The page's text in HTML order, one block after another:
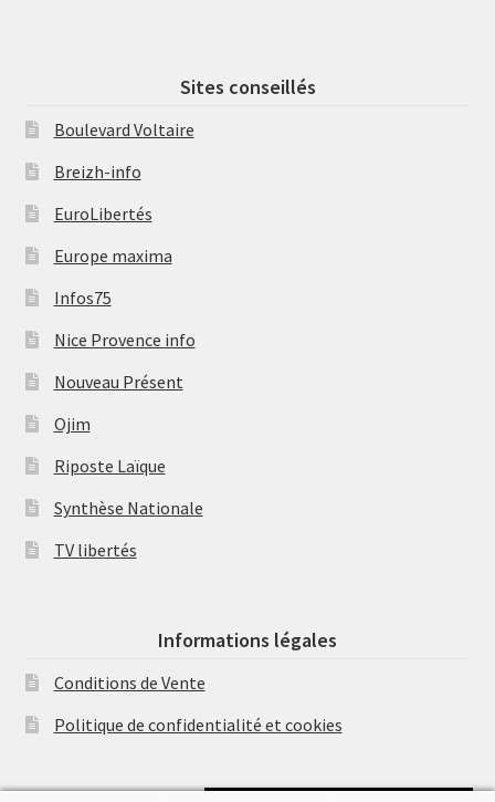
Sites conseillés
Boulevard Voltaire
Breizh-info
EuroLibertés
Europe maxima
Infos75
Nice Provence info
Nouveau Présent
Ojim
Riposte Laïque
Synthèse Nationale
TV libertés
Informations légales
Conditions de Vente
Politique de confidentialité et cookies